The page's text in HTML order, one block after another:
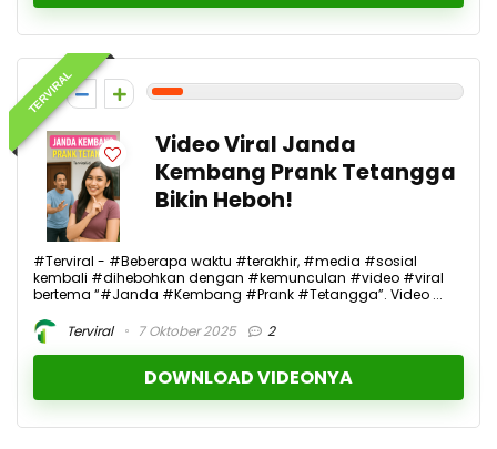
TERVIRAL
1
Video Viral Janda
Kembang Prank Tetangga
Bikin Heboh!
#Terviral - #Beberapa waktu #terakhir, #media #sosial
kembali #dihebohkan dengan #kemunculan #video #viral
bertema “#Janda #Kembang #Prank #Tetangga”. Video ...
Terviral
7 Oktober 2025 2
DOWNLOAD VIDEONYA